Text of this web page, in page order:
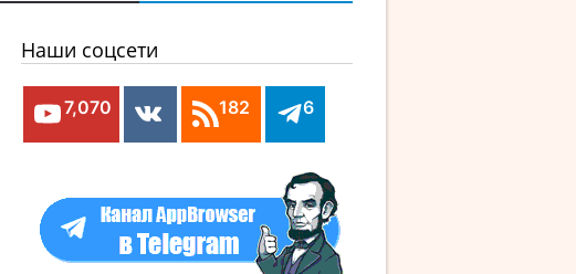
Наши соцсети
7,070 182 6